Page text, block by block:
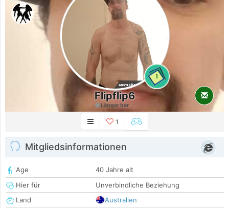
1
Flipflip6
Länger her
1
Mitgliedsinformationen
Age
40 Jahre alt
Hier für
Unverbindliche Beziehung
Land
Australien